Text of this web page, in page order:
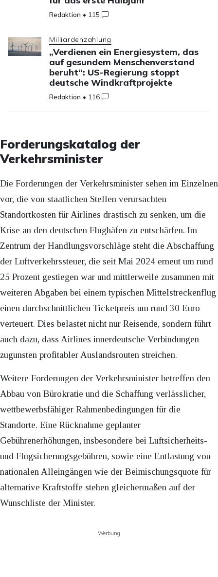
Redaktion • 115
Milliardenzahlung
„Verdienen ein Energiesystem, das
auf gesundem Menschenverstand
beruht“: US-Regierung stoppt
deutsche Windkraftprojekte
Redaktion • 116
Forderungskatalog der
Verkehrsminister
Die Forderungen der Verkehrsminister sehen im Einzelnen
vor, die von staatlichen Stellen verursachten
Standortkosten für Airlines drastisch zu senken, um die
Krise an den deutschen Flughäfen zu entschärfen. Im
Zentrum der Handlungsvorschläge steht die Abschaffung
der Luftverkehrssteuer, die seit Mai 2024 erneut um rund
25 Prozent gestiegen war und mittlerweile zusammen mit
weiteren Abgaben bei einem typischen Mittelstreckenflug
einen durchschnittlichen Ticketpreis um rund 30 Euro
verteuert. Dies belastet nicht nur Reisende, sondern führt
auch dazu, dass Airlines innerdeutsche Verbindungen
zugunsten profitabler Auslandsrouten streichen.
Weitere Forderungen der Verkehrsminister betreffen den
Abbau von Bürokratie und die Schaffung verlässlicher,
wettbewerbsfähiger Rahmenbedingungen für die
Standorte. Eine Rücknahme geplanter
Gebührenerhöhungen, insbesondere bei Luftsicherheits-
und Flugsicherungsgebühren, sowie eine Entlastung von
nationalen Alleingängen wie der Beimischungsquote für
alternative Kraftstoffe stehen gleichermaßen auf der
Wunschliste der Minister.
Werbung